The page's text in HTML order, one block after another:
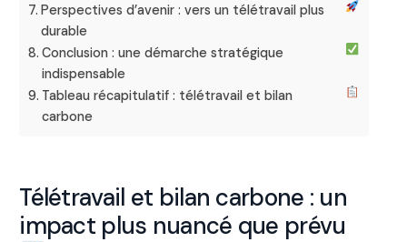
Perspectives d’avenir : vers un télétravail plus
durable
Conclusion : une démarche stratégique
indispensable
Tableau récapitulatif : télétravail et bilan
carbone
Télétravail et bilan carbone : un
impact plus nuancé que prévu